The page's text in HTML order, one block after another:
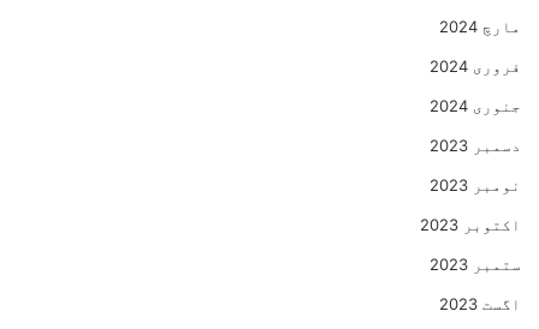
مارچ 2024
فروری 2024
جنوری 2024
دسمبر 2023
نومبر 2023
اکتوبر 2023
ستمبر 2023
اگست 2023